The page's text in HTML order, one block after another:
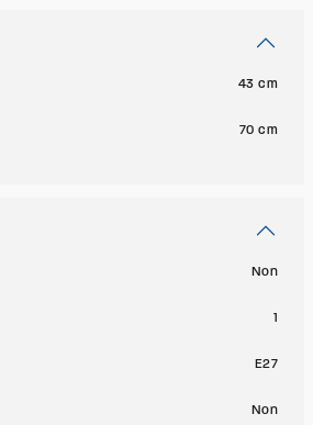
43 cm
70 cm
Non
1
E27
Non